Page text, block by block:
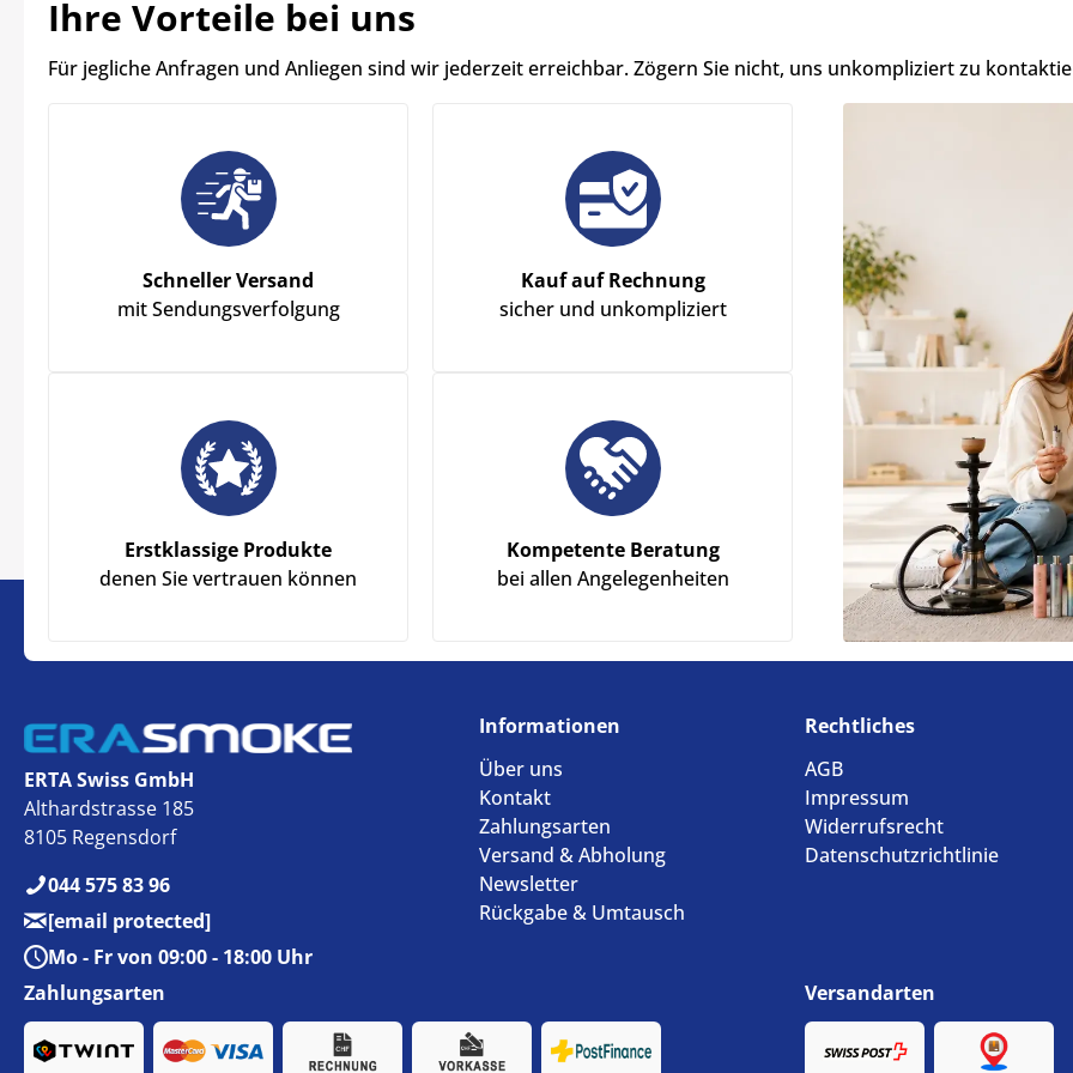
Ihre Vorteile bei uns
Für jegliche Anfragen und Anliegen sind wir jederzeit erreichbar. Zögern Sie nicht, uns unkompliziert zu
Schneller Versand
mit Sendungsverfolgung
Kauf auf Rechnung
sicher und unkompliziert
Erstklassige Produkte
denen Sie vertrauen können
Kompetente Beratung
bei allen Angelegenheiten
ERTA Swiss GmbH
Althardstrasse 185
8105 Regensdorf
044 575 83 96
[email protected]
Mo - Fr von 09:00 - 18:00 Uhr
Informationen
Über uns
Kontakt
Zahlungsarten
Versand & Abholung
Newsletter
Rückgabe & Umtausch
Rechtliches
AGB
Impressum
Widerrufsrecht
Datenschutzrichtlinie
Zahlungsarten Versandarten